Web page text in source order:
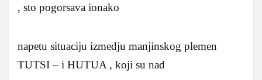
, sto pogorsava ionako
napetu situaciju izmedju manjinskog plemen
TUTSI – i HUTUA , koji su nad